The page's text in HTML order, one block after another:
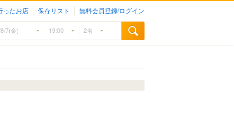
ったお店 保存リスト 無料会員登録/ログイン